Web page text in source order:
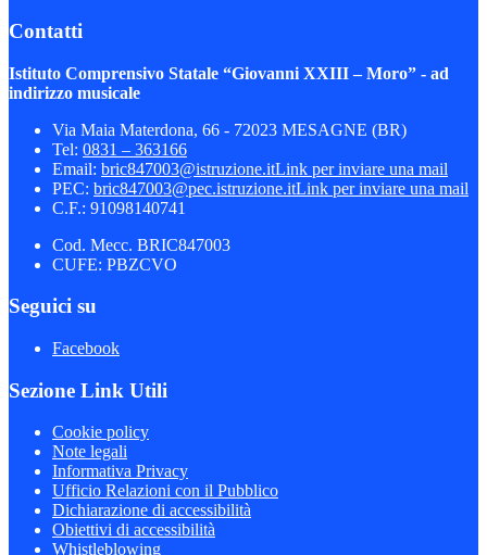
Contatti
Istituto Comprensivo Statale “Giovanni XXIII – Moro” - ad
indirizzo musicale
Via Maia Materdona, 66 - 72023 MESAGNE (BR)
Tel: 0831 – 363166
Email: bric847003@istruzione.itLink per inviare una mail
PEC: bric847003@pec.istruzione.itLink per inviare una mail
C.F.: 91098140741
Cod. Mecc. BRIC847003
CUFE: PBZCVO
Seguici su
Facebook
Sezione Link Utili
Cookie policy
Note legali
Informativa Privacy
Ufficio Relazioni con il Pubblico
Dichiarazione di accessibilità
Obiettivi di accessibilità
Whistleblowing